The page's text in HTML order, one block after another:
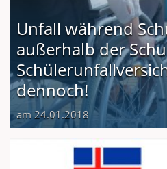
Unfall während
außerhalb der
dennoch!
am 24.01.2018